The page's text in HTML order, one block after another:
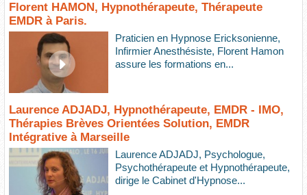
Florent HAMON, Hypnothérapeute, Thérapeute
EMDR à Paris.
Praticien en Hypnose Ericksonienne,
Infirmier Anesthésiste, Florent Hamon
assure les formations en...
Laurence ADJADJ, Hypnothérapeute, EMDR - IMO,
Thérapies Brèves Orientées Solution, EMDR
Intégrative à Marseille
Laurence ADJADJ, Psychologue,
Psychothérapeute et Hypnothérapeute,
dirige le Cabinet d'Hypnose...